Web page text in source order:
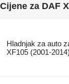
Cijene za DAF
Hladnjak za auto
XF105 (2001-